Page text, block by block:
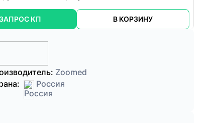
ЗАПРОС КП В КОРЗИНУ
Zoomed
Россия